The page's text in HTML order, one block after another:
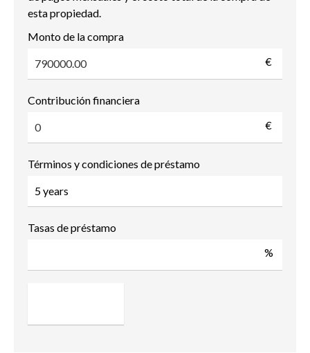
esta propiedad.
Monto de la compra
€
Contribución financiera
€
Términos y condiciones de préstamo
Tasas de préstamo
%